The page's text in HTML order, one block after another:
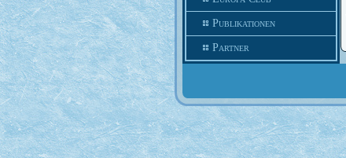
Publikationen
Partner